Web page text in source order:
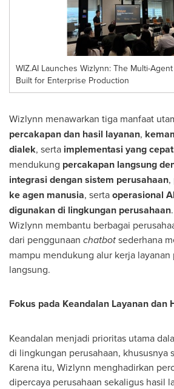
WIZ.AI Launches Wizlynn: The Multi-
Built for Enterprise Production
Wizlynn menawarkan tiga manfaat
percakapan dan hasil layanan,
dialek, serta implementasi yang cepat
mendukung percakapan langsung
integrasi dengan sistem perusahaan,
ke agen manusia, sertaoperasional
digunakan di lingkungan perusahaan
Wizlynn membantu berbagai
dari penggunaan chatbotsederhana
mampu mendukung alur kerja layanan
langsung.
Fokus pada Keandalan Layanan dan
Keandalan menjadi prioritas utama
di lingkungan perusahaan, khususnya
Karena itu, Wizlynn menghadirkan
dipercaya perusahaan sekaligus hasil